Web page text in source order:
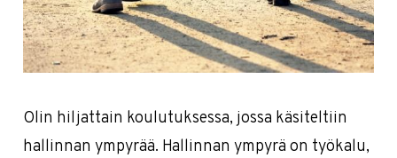
Olin hiljattain koulutuksessa, jossa käsiteltiin
hallinnan ympyrää. Hallinnan ympyrä on työkalu,